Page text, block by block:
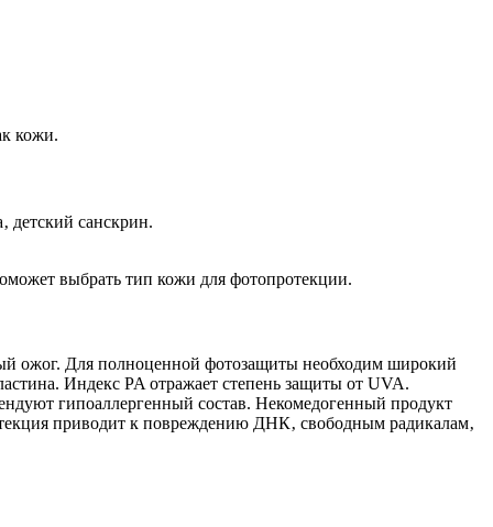
кожи.
детский санскрин.
выбрать тип кожи для фотопротекции.
ожог. Для полноценной фотозащиты необходим широкий
Индекс PA отражает степень защиты от UVA.
гипоаллергенный состав. Некомедогенный продукт
приводит к повреждению ДНК‚ свободным радикалам‚